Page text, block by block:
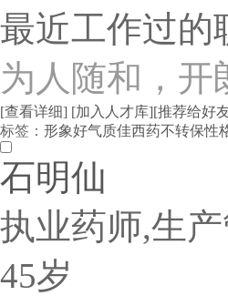
最近工作过的
为人随和，开
[查看详细] [加入人才库][推荐给好
标签： 形象好气质佳西药不转保性
石明仙
执业药师,生
45岁